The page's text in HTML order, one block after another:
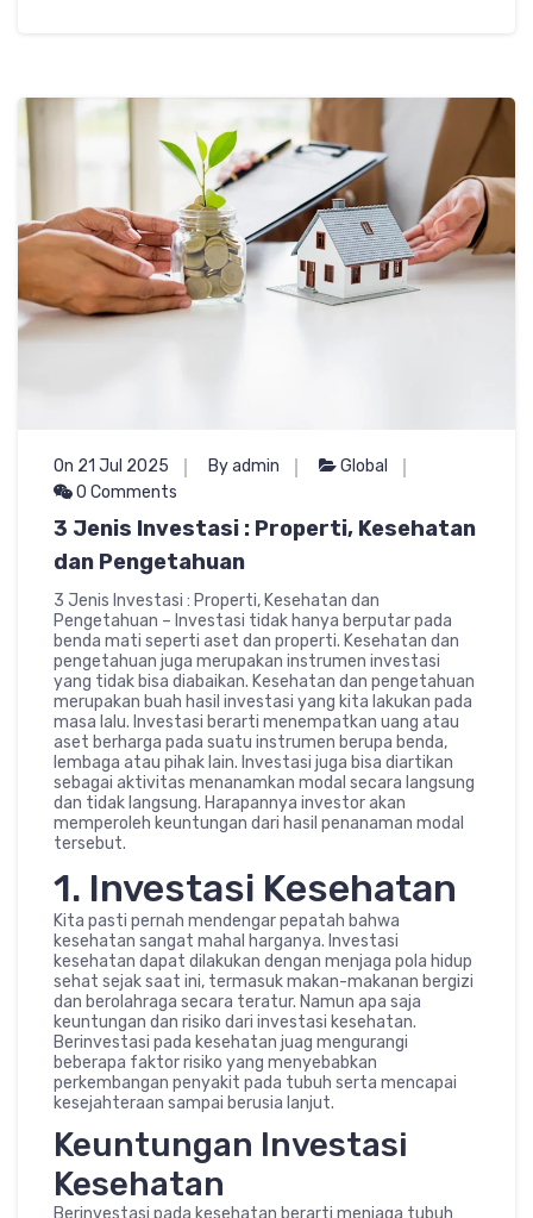
On 21 Jul 2025 By admin
Global
0 Comments
3 Jenis Investasi : Properti, Kesehatan
dan Pengetahuan
3 Jenis Investasi : Properti, Kesehatan dan
Pengetahuan – Investasi tidak hanya berputar pada
benda mati seperti aset dan properti. Kesehatan dan
pengetahuan juga merupakan instrumen investasi
yang tidak bisa diabaikan. Kesehatan dan pengetahuan
merupakan buah hasil investasi yang kita lakukan pada
masa lalu. Investasi berarti menempatkan uang atau
aset berharga pada suatu instrumen berupa benda,
lembaga atau pihak lain. Investasi juga bisa diartikan
sebagai aktivitas menanamkan modal secara langsung
dan tidak langsung. Harapannya investor akan
memperoleh keuntungan dari hasil penanaman modal
tersebut.
1. Investasi Kesehatan
Kita pasti pernah mendengar pepatah bahwa
kesehatan sangat mahal harganya. Investasi
kesehatan dapat dilakukan dengan menjaga pola hidup
sehat sejak saat ini, termasuk makan-makanan bergizi
dan berolahraga secara teratur. Namun apa saja
keuntungan dan risiko dari investasi kesehatan.
Berinvestasi pada kesehatan juag mengurangi
beberapa faktor risiko yang menyebabkan
perkembangan penyakit pada tubuh serta mencapai
kesejahteraan sampai berusia lanjut.
Keuntungan Investasi
Kesehatan
Berinvestasi pada kesehatan berarti menjaga tubuh